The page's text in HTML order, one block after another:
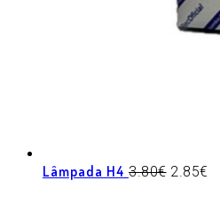
Lâmpada H4 3.80€ 2.85€